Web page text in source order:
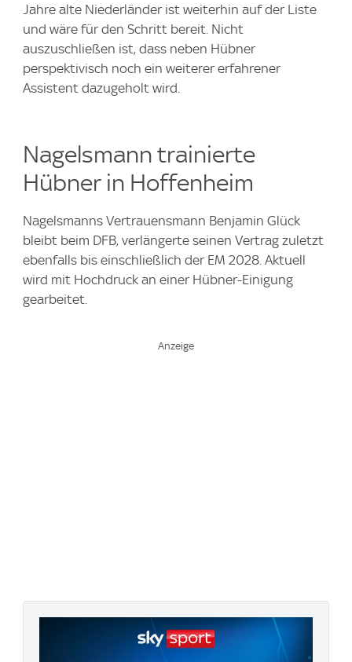
Jahre alte Niederländer ist weiterhin auf der Liste
und wäre für den Schritt bereit. Nicht
auszuschließen ist, dass neben Hübner
perspektivisch noch ein weiterer erfahrener
Assistent dazugeholt wird.
Nagelsmann trainierte
Hübner in Hoffenheim
⁠Nagelsmanns Vertrauensmann Benjamin Glück
bleibt beim DFB, verlängerte seinen Vertrag zuletzt
ebenfalls bis einschließlich der EM 2028. Aktuell
wird mit Hochdruck an einer Hübner-Einigung
gearbeitet.